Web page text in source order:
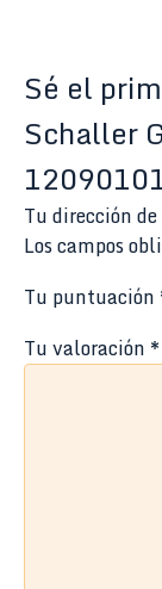
Sé el
Schaller
Tu dirección
Los campos
Tu puntuación
Tu valoración *